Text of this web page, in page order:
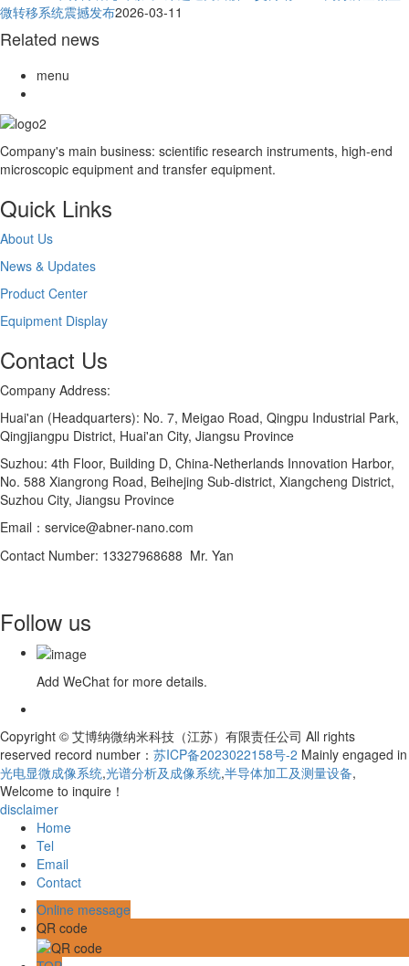
微转移系统震撼发布2026-03-11
Related news
menu
Company's main business: scientific research instruments, high-end
microscopic equipment and transfer equipment.
Quick Links
About Us
News & Updates
Product Center
Equipment Display
Contact Us
Company Address:
Huai'an (Headquarters): No. 7, Meigao Road, Qingpu Industrial Park,
Qingjiangpu District, Huai'an City, Jiangsu Province
Suzhou: 4th Floor, Building D, China-Netherlands Innovation Harbor,
No. 588 Xiangrong Road, Beihejing Sub-district, Xiangcheng District,
Suzhou City, Jiangsu Province
Email：service@abner-nano.com
Contact Number: 13327968688 Mr. Yan
Follow us
Add WeChat for more details.
Copyright © 艾博纳微纳米科技（江苏）有限责任公司 All rights
reserved record number： 苏ICP备2023022158号-2 Mainly engaged in
光电显微成像系统,光谱分析及成像系统,半导体加工及测量设备,
Welcome to inquire！
disclaimer
Home
Tel
Email
Contact
Online message
QR code